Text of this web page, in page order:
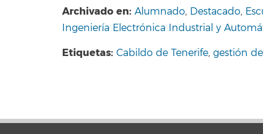
Archivado en: Alumnado, Destacado,
Ingeniería Electrónica Industrial y
Etiquetas: Cabildo de Tenerife, gestión